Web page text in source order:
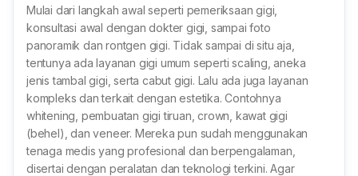
Mulai dari langkah awal seperti pemeriksaan gigi,
konsultasi awal dengan dokter gigi, sampai foto
panoramik dan rontgen gigi. Tidak sampai di situ aja,
tentunya ada layanan gigi umum seperti scaling, aneka
jenis tambal gigi, serta cabut gigi. Lalu ada juga layanan
kompleks dan terkait dengan estetika. Contohnya
whitening, pembuatan gigi tiruan, crown, kawat gigi
(behel), dan veneer. Mereka pun sudah menggunakan
tenaga medis yang profesional dan berpengalaman,
disertai dengan peralatan dan teknologi terkini. Agar